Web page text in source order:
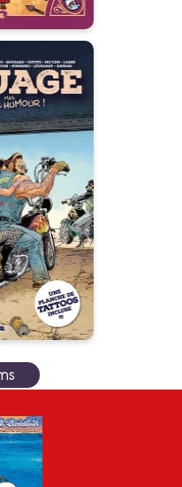
mais
+ 1
de
parution :
la crême
avec
Margerin,
L'Abbé,
Nicolaï
et tant